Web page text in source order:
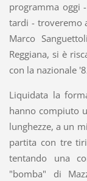
programma oggi
tardi - troveremo
Marco
Reggiana, si è
con la nazionale
Liquidata la
hanno compiuto
lunghezze, a un
partita con tre
tentando una
"bomba" di